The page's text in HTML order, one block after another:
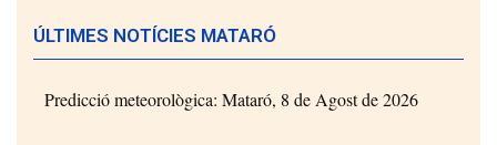
ÚLTIMES NOTÍCIES MATARÓ
Predicció meteorològica: Mataró, 8 de Agost de 2026